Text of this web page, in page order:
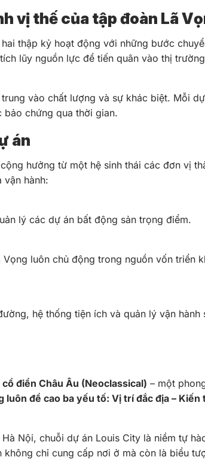
vị thế của tập đoàn Lã
thập kỷ hoạt động với những bước
lũy nguồn lực để tiến quân vào thị
vào chất lượng và sự khác biệt. Mỗi
chứng qua thời gian.
án
hưởng từ một hệ sinh thái các đơn vị
hành:
lý các dự án bất động sản trọng điểm.
Vọng luôn chủ động trong nguồn vốn triển
hệ thống tiện ích và quản lý vận hành
cổ điển Châu Âu (Neoclassical) – một
luôn đề cao ba yếu tố: Vị trí đắc địa –
Nội, chuỗi dự án Louis City là niềm tự
chỉ cung cấp nơi ở mà còn là biểu